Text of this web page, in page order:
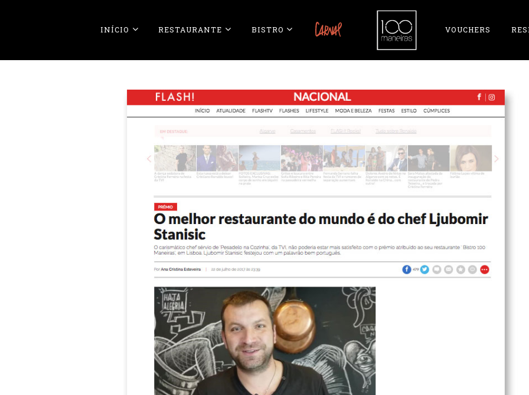
INÍCIO RESTAURANTE BISTRO CARNAL VOUCHERS